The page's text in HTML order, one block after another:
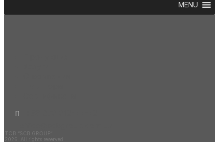
MENU
ТОВ “SCB GROUP”
2026. All rights reserved